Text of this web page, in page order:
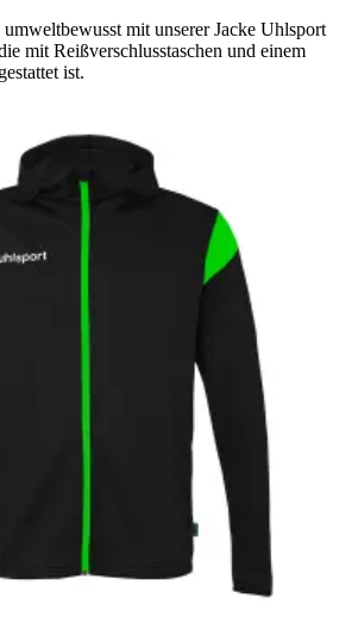
mit unserer Jacke Uhlsport
mit Reißverschlusstaschen und einem
ist.